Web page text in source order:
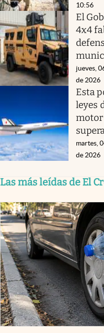
10:56
El
4x4
jueves,
de 2026
Esta
leyes
motor
martes,
de 2026
Las más leídas de El